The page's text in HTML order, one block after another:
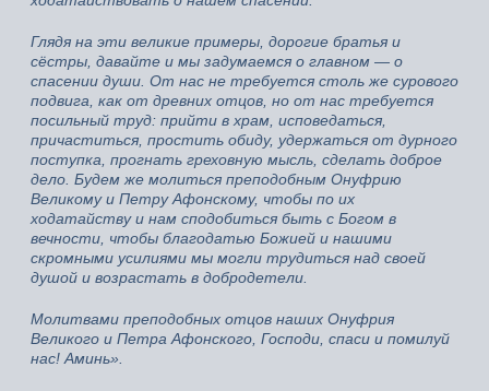
Глядя на эти великие примеры, дорогие братья и
сёстры, давайте и мы задумаемся о главном — о
спасении души. От нас не требуется столь же сурового
подвига, как от древних отцов, но от нас требуется
посильный труд: прийти в храм, исповедаться,
причаститься, простить обиду, удержаться от дурного
поступка, прогнать греховную мысль, сделать доброе
дело. Будем же молиться преподобным Онуфрию
Великому и Петру Афонскому, чтобы по их
ходатайству и нам сподобиться быть с Богом в
вечности, чтобы благодатью Божией и нашими
скромными усилиями мы могли трудиться над своей
душой и возрастать в добродетели.
Молитвами преподобных отцов наших Онуфрия
Великого и Петра Афонского, Господи, спаси и помилуй
нас! Аминь».